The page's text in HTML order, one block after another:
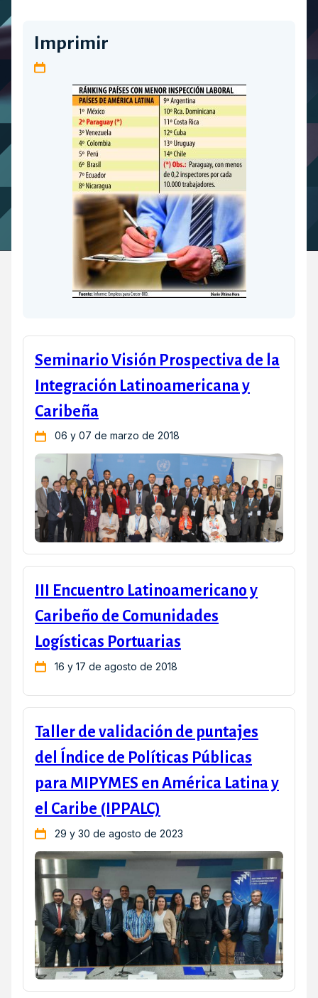
Imprimir
Seminario Visión Prospectiva de la
Integración Latinoamericana y
Caribeña
06 y 07 de marzo de 2018
III Encuentro Latinoamericano y
Caribeño de Comunidades
Logísticas Portuarias
16 y 17 de agosto de 2018
Taller de validación de puntajes
del Índice de Políticas Públicas
para MIPYMES en América Latina y
el Caribe (IPPALC)
29 y 30 de agosto de 2023